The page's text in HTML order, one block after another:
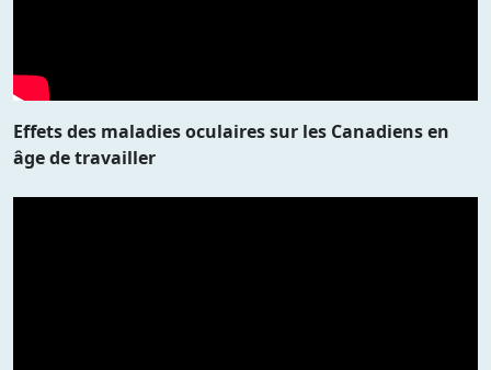
Effets des maladies oculaires sur les Canadiens en
âge de travailler